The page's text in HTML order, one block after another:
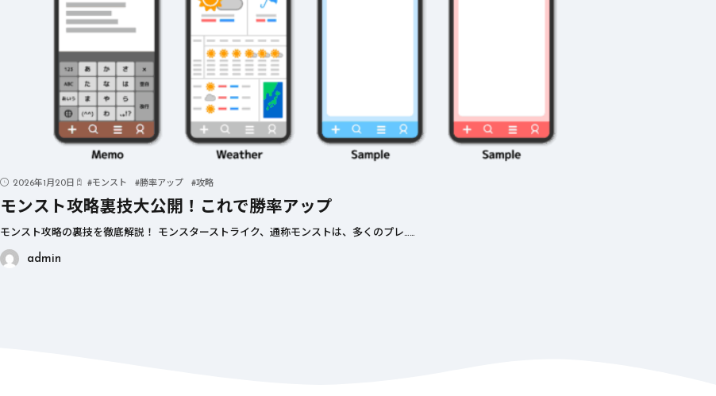
2026年1月20日 #モンスト #勝率アップ #攻略
モンスト攻略裏技大公開！これで勝率アップ
モンスト攻略の裏技を徹底解説！ モンスターストライク、通称モンストは、多くのプレ……
admin